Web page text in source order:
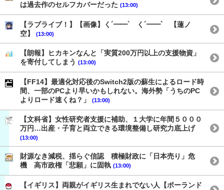
は過去作のセルフカバーだった (13:00)
【ラブライブ！】【画像】く´━━`ゝく´━━`ゝ【蓮ノ
空】
(13:00)
【朗報】ヒカキンなんと「実質200万円以上の支援物資」
を寄付してしまう (13:00)
【FF14】最適化対応後のSwitch2版の蘇生によるロード時
間、一部のPCより早いかもしれない。海外勢「うちのPC
よりロード速くね？」
(13:00)
【文科省】女性研究者支援に補助、１大学に年間５０００
万円…出産・子育と両立できる環境整備し研究力底上げ
(13:00)
財源なき減税、揺らぐ信認 積極財政に「日本売り」危
機 高市政権「悲願」に固執 (13:00)
【イギリス】両親がイギリス生まれでない人【ポーランド